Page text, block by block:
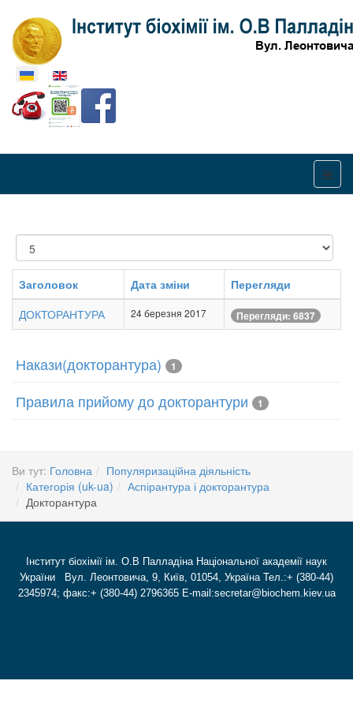
Оберіть свою мову
Показувати
Заголовок Дата зміни
Перегляди
ДОКТОРАНТУРА
24 березня 2017 Перегляди: 6837
Накази(докторантура) 1
Правила прийому до докторантури 1
Ви тут: Головна
Популяризаційна діяльність
Категорія (uk-ua)
Аспірантура і докторантура
Докторантура
Інститут біохімії ім. О.В Палладіна Національної академії наук
України Вул. Леонтовича, 9, Київ, 01054, Україна Тел.:+ (380-44)
2345974; факс:+ (380-44) 2796365 E-mail:secretar@biochem.kiev.ua